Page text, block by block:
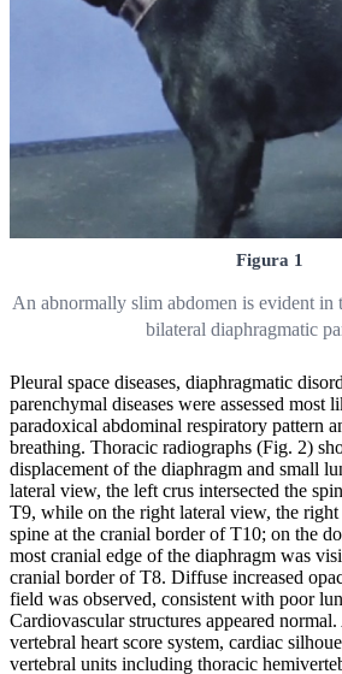
Figura 1
An abnormally slim abdomen is evident
bilateral diaphragmatic
Pleural space diseases, diaphragmatic
parenchymal diseases were assessed most
paradoxical abdominal respiratory pattern
breathing. Thoracic radiographs (Fig. 2)
displacement of the diaphragm and small
lateral view, the left crus intersected the
T9, while on the right lateral view, the right
spine at the cranial border of T10; on the
most cranial edge of the diaphragm was
cranial border of T8. Diffuse increased
field was observed, consistent with poor
Cardiovascular structures appeared
vertebral heart score system, cardiac
vertebral units including thoracic